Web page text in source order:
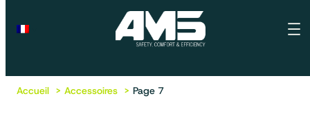
Accueil Accessoires Page 7